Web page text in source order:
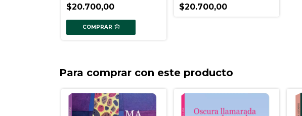
$20.700,00
COMPRAR
$20.700,00
Para comprar con este producto